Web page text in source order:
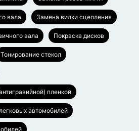
вала Замена вилки сцепления
вала Покраска дисков
Тонирование стекол
пленкой
автомобилей